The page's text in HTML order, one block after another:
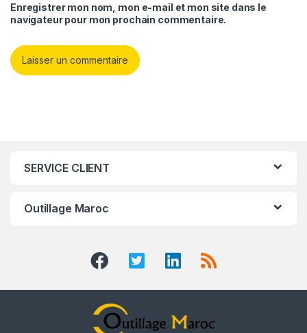
Enregistrer mon nom, mon e-mail et mon site dans le
navigateur pour mon prochain commentaire.
SERVICE CLIENT
Outillage Maroc